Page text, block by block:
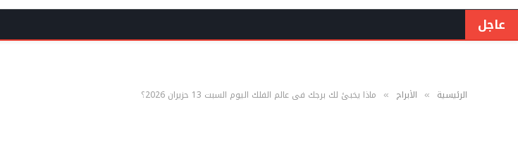
عاجل
الرئيسية » الأبراج » ماذا يخبئ لك برجك في عالم الفلك اليوم السبت 13 حزيران 2026؟